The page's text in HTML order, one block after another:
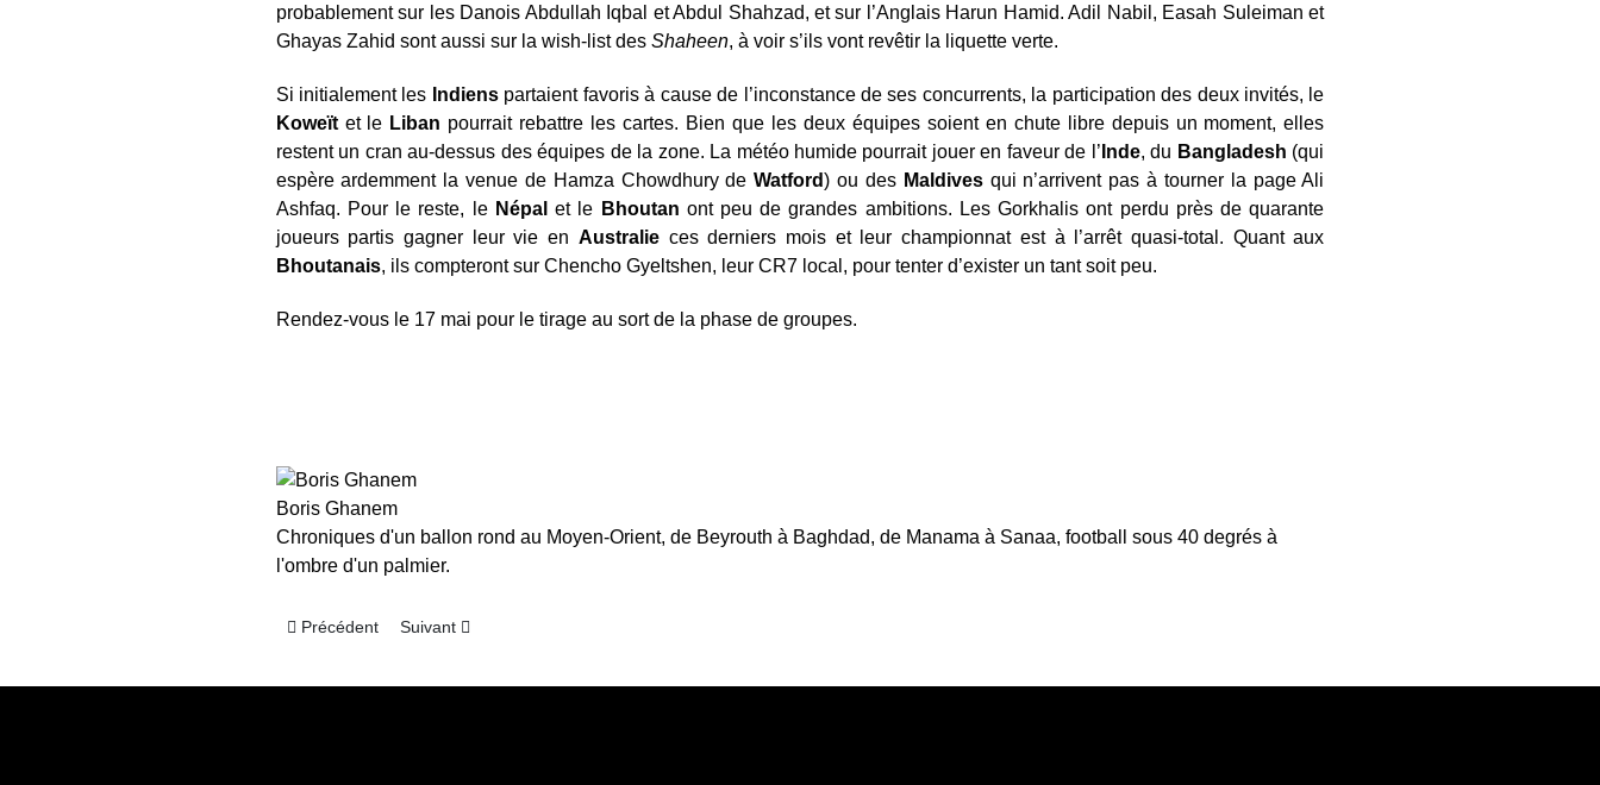
probablement sur les Danois Abdullah Iqbal et Abdul Shahzad, et sur l’Anglais Harun Hamid. Adil Nabil, Easah Suleiman et
Ghayas Zahid sont aussi sur la wish-list des Shaheen, à voir s’ils vont revêtir la liquette verte.
Si initialement les Indienspartaient favoris à cause de l’inconstance de ses concurrents, la participation des deux invités, le
Koweïtet le Liban pourrait rebattre les cartes. Bien que les deux équipes soient en chute libre depuis un moment, elles
restent un cran au-dessus des équipes de la zone. La météo humide pourrait jouer en faveur de l’ Inde, du Bangladesh (qui
espère ardemment la venue de Hamza Chowdhury deWatford) ou des Maldivesqui n’arrivent pas à tourner la page Ali
Ashfaq. Pour le reste, le Népal et le Bhoutan ont peu de grandes ambitions. Les Gorkhalis ont perdu près de quarante
joueurs partis gagner leur vie en Australieces derniers mois et leur championnat est à l’arrêt quasi-total. Quant aux
Bhoutanais, ils compteront sur Chencho Gyeltshen, leur CR7 local, pour tenter d’exister un tant soit peu.
Rendez-vous le 17 mai pour le tirage au sort de la phase de groupes.
Boris Ghanem
Chroniques d'un ballon rond au Moyen-Orient, de Beyrouth à Baghdad, de Manama à Sanaa, football sous 40 degrés à
l'ombre d'un palmier.
Article précédent : Coupe d’Asie 2023 : en route pour Doha
Précédent Article suivant : Colombie, la chute de deux géants
Suivant